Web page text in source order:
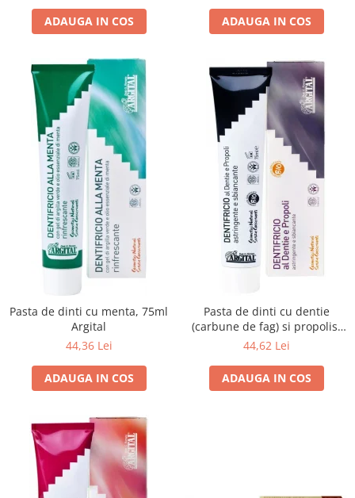
Sosuri, Ketchup bio
Pudre si prafuri
Conserve, Pateuri, creme
tartinabile
Masline
Leguminoase si seminte
Fermenti si gelifianti
Produse din soia
Sare si inlocuitori
Produse care inlocuiesc carnea
Unt, alternativa unt
Paine bio
Dulciuri
Dulceturi, gemuri, compoturi
Creme
Biscuiti si napolitane
Inghetata
Zahar si indulcitori
Batoane
ADAUGA IN COS ADAUGA IN COS
Pasta de dinti cu menta, 75ml
Argital
44,36 Lei
ADAUGA IN COS
Pasta de dinti cu dentie
(carbune de fag) si propolis,
75ml Argital
44,62 Lei
ADAUGA IN COS